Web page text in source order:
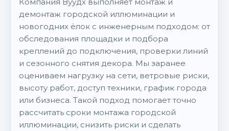
демонтаж городской иллюминации и
новогодних ёлок с инженерным подходом: от
обследования площадки и подбора
креплений до подключения, проверки линий
и сезонного снятия декора. Мы заранее
оцениваем нагрузку на сети, ветровые риски,
высоту работ, доступ техники, график города
или бизнеса. Такой подход помогает точно
рассчитать сроки монтажа городской
иллюминации, снизить риски и сделать